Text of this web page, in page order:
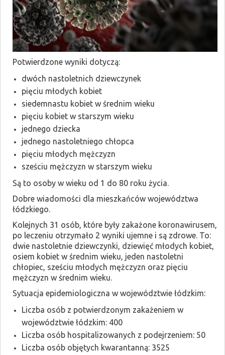
Potwierdzone wyniki dotyczą:
dwóch nastoletnich dziewczynek
pięciu młodych kobiet
siedemnastu kobiet w średnim wieku
pięciu kobiet w starszym wieku
jednego dziecka
jednego nastoletniego chłopca
pięciu młodych mężczyzn
sześciu mężczyzn w starszym wieku
Są to osoby w wieku od 1 do 80 roku życia.
Dobre wiadomości dla mieszkańców województwa
łódzkiego.
Kolejnych 31 osób, które były zakażone koronawirusem,
po leczeniu otrzymało 2 wyniki ujemne i są zdrowe. To:
dwie nastoletnie dziewczynki, dziewięć młodych kobiet,
osiem kobiet w średnim wieku, jeden nastoletni
chłopiec, sześciu młodych mężczyzn oraz pięciu
mężczyzn w średnim wieku.
Sytuacja epidemiologiczna w województwie łódzkim:
Liczba osób z potwierdzonym zakażeniem w
województwie łódzkim: 400
Liczba osób hospitalizowanych z podejrzeniem: 50
Liczba osób objętych kwarantanną: 3525